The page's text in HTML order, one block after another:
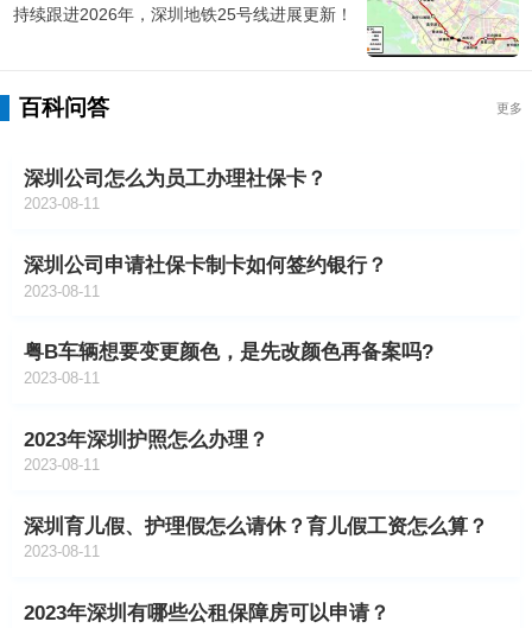
持续跟进2026年，深圳地铁25号线进展更新！
百科问答 更多
深圳公司怎么为员工办理社保卡？
2023-08-11
深圳公司申请社保卡制卡如何签约银行？
2023-08-11
粤B车辆想要变更颜色，是先改颜色再备案吗?
2023-08-11
2023年深圳护照怎么办理？
2023-08-11
深圳育儿假、护理假怎么请休？育儿假工资怎么算？
2023-08-11
2023年深圳有哪些公租保障房可以申请？